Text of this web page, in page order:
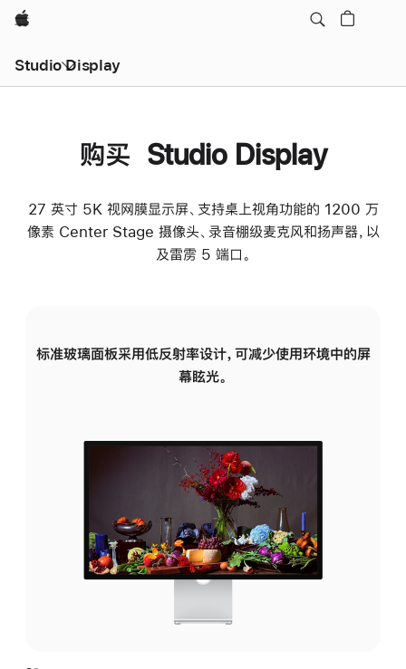
Apple
Studio Display
购买 Studio Display
27 英寸 5K 视网膜显示屏、支持桌上视角功能的 1200 万
像素 Center Stage 摄像头、录音棚级麦克风和扬声器，以
及雷雳 5 端口。
标准玻璃面板采用低反射率设计，可减少使用环境中的屏
幕眩光。